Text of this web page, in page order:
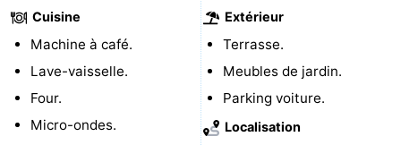
jeux
intérieures
Parcours
de
mini-
Centres
de
bien-
Villages
Nature
Cuisine
Machine à café.
Lave-vaisselle.
Four.
Micro-ondes.
Extérieur
Terrasse.
Meubles de jardin.
Parking voiture.
Localisation